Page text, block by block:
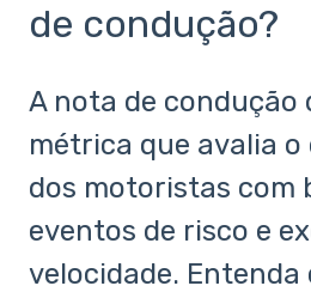
de condução?
A nota de condução
métrica que avalia o
dos motoristas com
eventos de risco e
velocidade. Entenda